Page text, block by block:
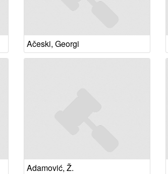
Ačeski, Georgi
Adamović, Ž.